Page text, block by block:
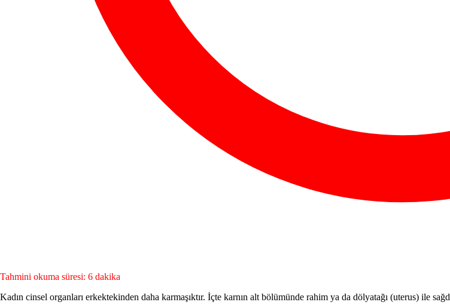
Tahmini okuma süresi: 6 dakika
Kadın cinsel organları erkektekinden daha karmaşıktır. İçte karnın alt bö­lümünde rahim ya da dölyatağı (uterus) ile